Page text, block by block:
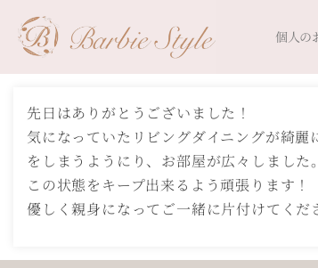
個人の
先日はありがとうございました！
気になっていたリビングダイニングが綺
をしまうようにり、お部屋が広々しました。
この状態をキープ出来るよう頑張ります！
優しく親身になってご一緒に片付けてく